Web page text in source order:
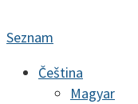
Seznam
Čeština
Magyar